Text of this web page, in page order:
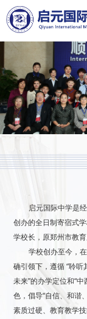
启元国际中学是
创办的全日制寄宿式
学校长，原郑州市教
学校创办至今，
确引领下，遵循 “聆听
未来”的办学定位和“
色，倡导“自信、和谐
素质过硬、教育教学